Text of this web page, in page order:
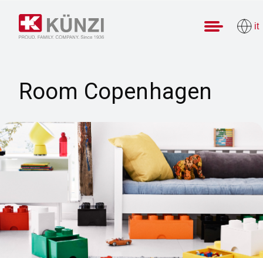
it
Room Copenhagen